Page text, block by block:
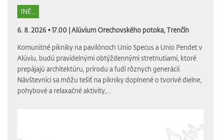
INÉ...
6. 8. 2026 • 17.00 |Alúvium Orechovského potoka, Trenčín
Komunitné pikniky na pavilónoch Unio Specus a Unio Pendet v
Alúviu, budú pravidelnými obtýždennými stretnutiami, ktoré
prepájajú architektúru, prírodu a ľudí rôznych generácií.
Návštevníci sa môžu tešiť na pikniky doplnené o tvorivé dielne,
pohybové a relaxačné aktivity,...